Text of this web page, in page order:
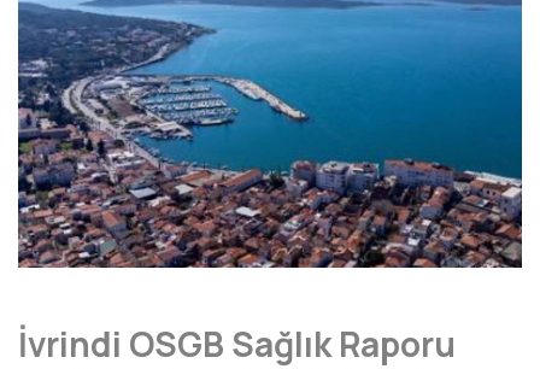
ADANA
ADIYAMAN
AFYONKARAHİSAR
AĞRI
AKSARAY
ANTALYA
İvrindi OSGB Sağlık Raporu